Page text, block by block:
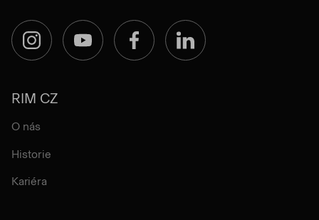
InstagramYouTube FacebookLinkedIn
RIM CZ
O nás
Historie
Kariéra